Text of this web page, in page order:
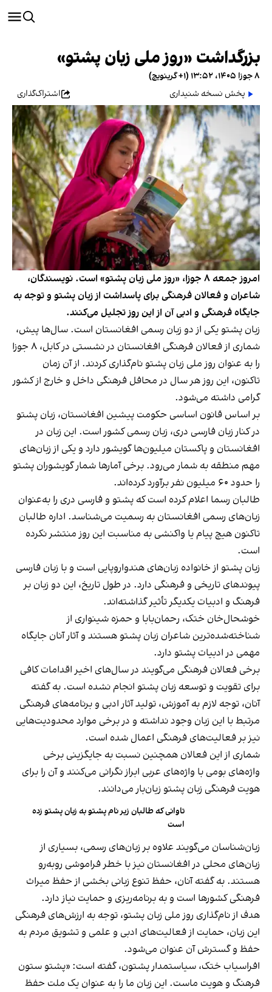
بزرگداشت «روز ملی زبان پشتو»
۸ جوزا ۱۴۰۵، ۱۳:۵۲ (‎+۱ گرینویچ)
پخش نسخه شنیداری
اشتراک‌گذاری
امروز جمعه ۸ جوزا، «روز ملی زبان پشتو» است. نویسندگان،
شاعران و فعالان فرهنگی برای پاسداشت از زبان پشتو و توجه به
جایگاه فرهنگی و ادبی آن از این روز تجلیل می‌کنند.
زبان پشتو یکی از دو زبان رسمی افغانستان است. سال‌ها پیش،
شماری از فعالان فرهنگی افغانستان در نشستی در کابل، ۸ جوزا
را به عنوان روز ملی زبان پشتو نام‌گذاری کردند. از آن زمان
تاکنون، این روز هر سال در محافل فرهنگی داخل و خارج از کشور
گرامی داشته می‌شود.
بر اساس قانون اساسی حکومت پیشین افغانستان، زبان پشتو
در کنار زبان فارسی دری، زبان رسمی کشور است. این زبان در
افغانستان و پاکستان میلیون‌ها گویشور دارد و یکی از زبان‌های
مهم منطقه به شمار می‌رود. برخی آمارها شمار گویشوران پشتو
را حدود ۶۰ میلیون نفر برآورد کرده‌اند.
طالبان رسما اعلام کرده است که پشتو و فارسی دری را به‌عنوان
زبان‌های رسمی افغانستان به رسمیت می‌شناسد. اداره طالبان
تاکنون هیچ پیام یا واکنشی به مناسبت این روز منتشر نکرده‌
است.
زبان پشتو از خانواده زبان‌های هندواروپایی است و با زبان فارسی
پیوندهای تاریخی و فرهنگی دارد. در طول تاریخ، این دو زبان بر
فرهنگ و ادبیات یکدیگر تأثیر گذاشته‌اند.
خوشحال‌خان ختک، رحمان‌بابا و حمزه شینواری از
شناخته‌شده‌ترین شاعران زبان پشتو هستند و آثار آنان جایگاه
مهمی در ادبیات پشتو دارد.
برخی فعالان فرهنگی می‌گویند در سال‌های اخیر اقدامات کافی
برای تقویت و توسعه زبان پشتو انجام نشده است. به گفته
آنان، توجه لازم به آموزش، تولید آثار ادبی و برنامه‌های فرهنگی
مرتبط با این زبان وجود نداشته و در برخی موارد محدودیت‌هایی
نیز بر فعالیت‌های فرهنگی اعمال شده است.
شماری از این فعالان همچنین نسبت به جایگزینی برخی
واژه‌های بومی با واژه‌های عربی ابراز نگرانی می‌کنند و آن را برای
هویت فرهنگی زبان پشتو زیان‌بار می‌دانند.
تاوانی که طالبان زیر نام پشتو به زبان پشتو زده
است
زبان‌شناسان می‌گویند علاوه بر زبان‌های رسمی، بسیاری از
زبان‌های محلی در افغانستان نیز با خطر فراموشی روبه‌رو
هستند. به گفته آنان، حفظ تنوع زبانی بخشی از حفظ میراث
فرهنگی کشورها است و به برنامه‌ریزی و حمایت نیاز دارد.
هدف از نام‌گذاری روز ملی زبان پشتو، توجه به ارزش‌های فرهنگی
این زبان، حمایت از فعالیت‌های ادبی و علمی و تشویق مردم به
حفظ و گسترش آن عنوان می‌شود.
افراسیاب ختک، سیاستمدار پشتون، گفته است: «پشتو ستون
فرهنگ و هویت ماست. این زبان ما را به عنوان یک ملت حفظ